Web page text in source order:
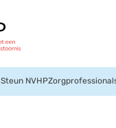
Steun NVHP